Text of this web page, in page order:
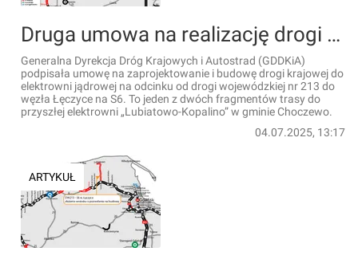
Druga umowa na realizację drogi krajowej do elektrowni jądrowej
Generalna Dyrekcja Dróg Krajowych i Autostrad (GDDKiA)
podpisała umowę na zaprojektowanie i budowę drogi krajowej do
elektrowni jądrowej na odcinku od drogi wojewódzkiej nr 213 do
węzła Łęczyce na S6. To jeden z dwóch fragmentów trasy do
przyszłej elektrowni „Lubiatowo-Kopalino” w gminie Choczewo.
04.07.2025, 13:17
ARTYKUŁ